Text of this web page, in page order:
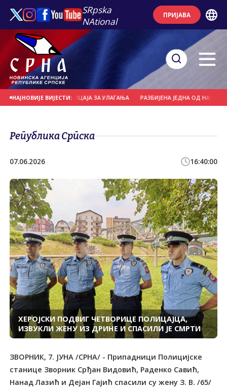
SRpska
NAtional
ПРИЈАВА
НАЈНОВИЈЕ ВИЈЕСТИ:
КОРИСНИКА ПОДСТИЦАЈА ЗА УЛАГАЊА РАЗБИЈЕНА ЈЕДНА ОД НАЈВЕЋИХ
Република Српска
07.06.2026 16:40:00
ХЕРОЈСКИ ПОДВИГ ЧЕТВОРИЦЕ ПОЛИЦАЈЦА,
ИЗВУКЛИ ЖЕНУ ИЗ ДРИНЕ И СПАСИЛИ ЈЕ СМРТИ
ЗВОРНИК, 7. ЈУНА /СРНА/ - Припадници Полицијске
станице Зворник Срђан Видовић, Раденко Савић,
Нанад Лазић и Дејан Гајић спасили су жену З. В. /65/